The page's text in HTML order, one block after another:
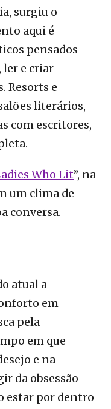
surgiu o
aqui é
pensados
ler e criar
Resorts e
literários,
com escritores,
Who Lit”, na
um clima de
conversa.
atual a
em
pela
em que
e na
da obsessão
estar por dentro